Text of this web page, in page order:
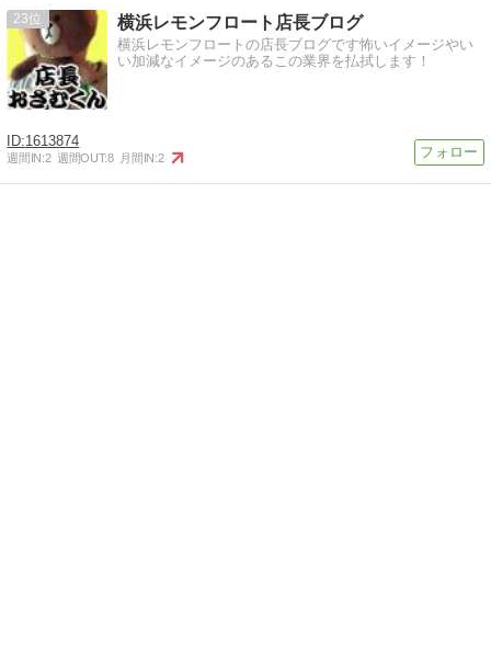
23 横浜レモンフロート店長ブログ
横浜レモンフロートの店長ブログです怖いイメージやい
い加減なイメージのあるこの業界を払拭します！
1613874
週間IN:2 週間OUT:8 月間IN:2